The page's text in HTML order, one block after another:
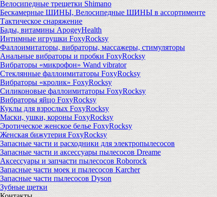
Велосипедные трещетки Shimano
Бескамерные ШИНЫ, Велосипедные ШИНЫ в ассортименте
Тактическое снаряжение
Бады, витамины ApogeyHealth
Интимные игрушки FoxyRocksy
Фаллоимитаторы, вибраторы, массажеры, стимуляторы
Анальные вибраторы и пробки FoxyRocksy
Вибраторы «микрофон» Wand vibrator
Стеклянные фаллоимитаторы FoxyRocksy
Вибраторы «кролик» FoxyRocksy
Силиконовые фаллоимитаторы FoxyRocksy
Вибраторы яйцо FoxyRocksy
Куклы для взрослых FoxyRocksy
Маски, ушки, короны FoxyRocksy
Эротическое женское белье FoxyRocksy
Женская бижутерия FoxyRocksy
Запасные части и расходники для электропылесосов
Запасные части и аксессуары пылесосов Dreame
Аксессуары и запчасти пылесосов Roborock
Запасные части моек и пылесосов Karcher
Запасные части пылесосов Dyson
Зубные щетки